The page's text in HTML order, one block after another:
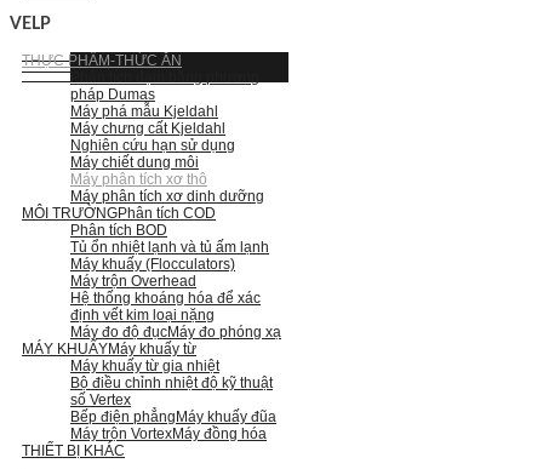
VELP
THỰC PHẨM-THỨC ĂN
pháp Dumas
Máy phá mẫu Kjeldahl
Máy chưng cất Kjeldahl
Nghiên cứu hạn sử dụng
Máy chiết dung môi
Máy phân tích xơ thô
Máy phân tích xơ dinh dưỡng
MÔI TRƯỜNGPhân tích COD
Phân tích BOD
Tủ ổn nhiệt lạnh và tủ ấm lạnh
Máy khuấy (Flocculators)
Máy trộn Overhead
Hệ thống khoáng hóa để xác
định vết kim loại nặng
Máy đo độ đụcMáy đo phóng xạ
MÁY KHUẤYMáy khuấy từ
Máy khuấy từ gia nhiệt
Bộ điều chỉnh nhiệt độ kỹ thuật
số Vertex
Bếp điện phẳng Máy khuấy đũa
Máy trộn VortexMáy đồng hóa
THIẾT BỊ KHÁC